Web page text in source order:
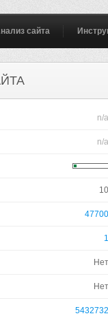
сайта
n/a
n/a
10
47700
1
Нет
Нет
5432732